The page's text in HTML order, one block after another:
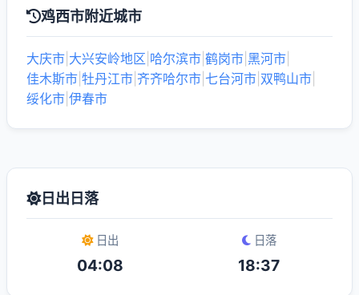
鸡西市附近城市
大庆市 大兴安岭地区 哈尔滨市 鹤岗市 黑河市
佳木斯市 牡丹江市 齐齐哈尔市 七台河市 双鸭山市
绥化市 伊春市
日出日落
日出
04:08
日落
18:37